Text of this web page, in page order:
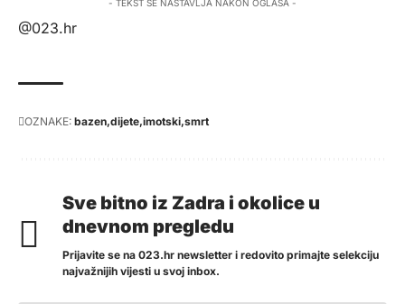
- TEKST SE NASTAVLJA NAKON OGLASA -
@023.hr
OZNAKE: bazen dijete imotski smrt
Sve bitno iz Zadra i okolice u
dnevnom pregledu
Prijavite se na 023.hr newsletter i redovito primajte selekciju
najvažnijih vijesti u svoj inbox.